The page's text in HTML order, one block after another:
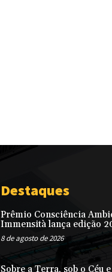
Destaques
Prêmio Consciência
Immensità lança edição
8 de agosto de 2026
Sobre a Terra, sob o Céu